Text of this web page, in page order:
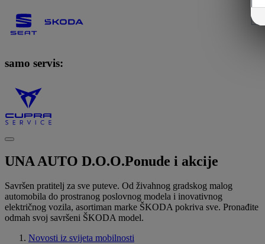
samo servis:
UNA AUTO D.O.O.Ponude i akcije
Savršen pratitelj za sve puteve. Od živahnog gradskog malog
automobila do prostranog poslovnog modela i inovativnog
električnog vozila, asortiman marke ŠKODA pokriva sve. Pronađite
odmah svoj savršeni ŠKODA model.
Novosti iz svijeta mobilnosti